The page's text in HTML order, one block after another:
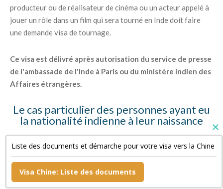
producteur ou de réalisateur de cinéma ou un acteur appelé à
jouer un rôle dans un film qui sera tourné en Inde doit faire
une demande visa de tournage.
Ce visa est délivré après autorisation du service de presse
de l'ambassade de l'Inde à Paris ou du ministère indien des
Affaires étrangères.
Le cas particulier des personnes ayant eu
la nationalité indienne à leur naissance
Ces personnes doivent fournir des copies de leur « Surrender
Certificate » et de leur passeport indien annulé ainsi qu'une
déclaration sur l'honneur.
Liste des documents et démarche pour votre visa vers la Chine
Visa Chine: Liste des documents